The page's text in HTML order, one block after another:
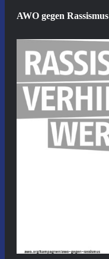
AWO gegen Rassismus